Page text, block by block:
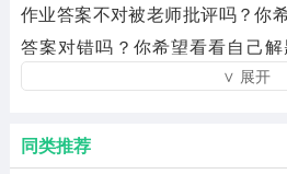
作业答案不对被老师批评吗？你
答案对错吗？你希望看看自己
吗？如果是的话，欢迎你加入互
己遇到难题、作业、试卷等。
∨ 展开
同类推荐